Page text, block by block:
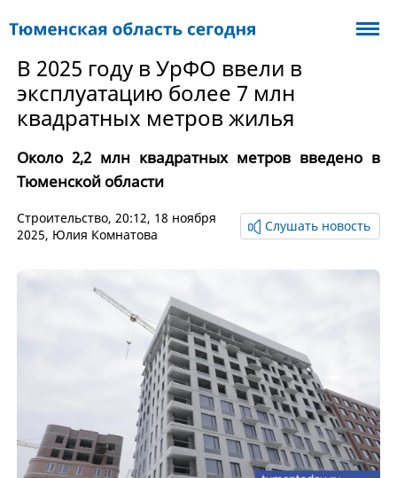
В 2025 году в УрФО ввели в
эксплуатацию более 7 млн
квадратных метров жилья
Около 2,2 млн квадратных метров введено в
Тюменской области
Cтроительство, 20:12, 18 ноября
2025, Юлия Комнатова
Слушать новость